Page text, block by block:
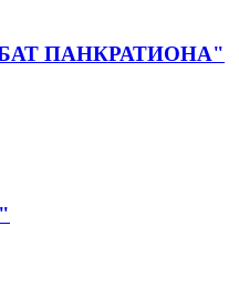
ПАНКРАТИОНА"